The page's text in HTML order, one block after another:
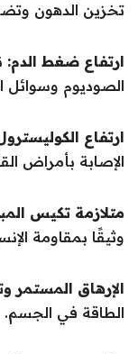
تخزين الدهون
ارتفاع ضغط الدم:
الصوديوم وسوائل
ارتفاع
الإصابة بأمراض
متلازمة تكيس
وثيقًا بمقاومة
الإرهاق المستمر
الطاقة في الجسم.